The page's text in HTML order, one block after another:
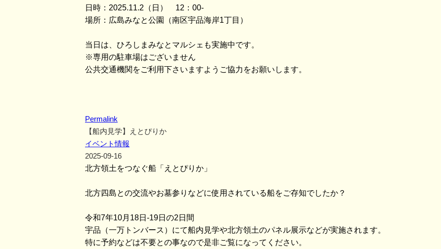
日時：2025.11.2（日） 12：00-
場所：広島みなと公園（南区宇品海岸1丁目）
当日は、ひろしまみなとマルシェも実施中です。
※専用の駐車場はございません
公共交通機関をご利用下さいますようご協力をお願いします。
Permalink
【船内見学】えとぴりか
イベント情報
2025-09-16
北方領土をつなぐ船「えとぴりか」
北方四島との交流やお墓参りなどに使用されている船をご存知でしたか？
令和7年10月18日-19日の2日間
宇品（一万トンバース）にて船内見学や北方領土のパネル展示などが実施されます。
特に予約などは不要との事なので是非ご覧になってください。